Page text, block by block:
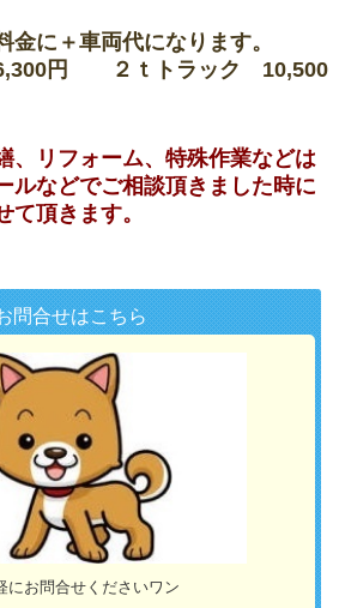
金に＋車両代になります。
円 ２ｔトラック 10,500
、リフォーム、特殊作業などは
ルなどでご相談頂きました時に
て頂きます。
問合せはこちら
にお問合せくださいワン